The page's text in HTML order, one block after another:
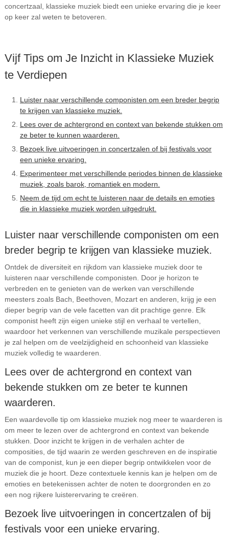
concertzaal, klassieke muziek biedt een unieke ervaring die je keer
op keer zal weten te betoveren.
Vijf Tips om Je Inzicht in Klassieke Muziek
te Verdiepen
Luister naar verschillende componisten om een breder begrip
te krijgen van klassieke muziek.
Lees over de achtergrond en context van bekende stukken om
ze beter te kunnen waarderen.
Bezoek live uitvoeringen in concertzalen of bij festivals voor
een unieke ervaring.
Experimenteer met verschillende periodes binnen de klassieke
muziek, zoals barok, romantiek en modern.
Neem de tijd om echt te luisteren naar de details en emoties
die in klassieke muziek worden uitgedrukt.
Luister naar verschillende componisten om een
breder begrip te krijgen van klassieke muziek.
Ontdek de diversiteit en rijkdom van klassieke muziek door te
luisteren naar verschillende componisten. Door je horizon te
verbreden en te genieten van de werken van verschillende
meesters zoals Bach, Beethoven, Mozart en anderen, krijg je een
dieper begrip van de vele facetten van dit prachtige genre. Elk
componist heeft zijn eigen unieke stijl en verhaal te vertellen,
waardoor het verkennen van verschillende muzikale perspectieven
je zal helpen om de veelzijdigheid en schoonheid van klassieke
muziek volledig te waarderen.
Lees over de achtergrond en context van
bekende stukken om ze beter te kunnen
waarderen.
Een waardevolle tip om klassieke muziek nog meer te waarderen is
om meer te lezen over de achtergrond en context van bekende
stukken. Door inzicht te krijgen in de verhalen achter de
composities, de tijd waarin ze werden geschreven en de inspiratie
van de componist, kun je een dieper begrip ontwikkelen voor de
muziek die je hoort. Deze contextuele kennis kan je helpen om de
emoties en betekenissen achter de noten te doorgronden en zo
een nog rijkere luisterervaring te creëren.
Bezoek live uitvoeringen in concertzalen of bij
festivals voor een unieke ervaring.